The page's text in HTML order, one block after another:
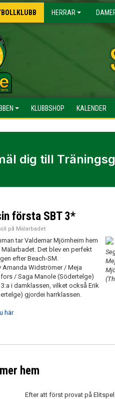
HERRAR
KLUBBSHOP KALENDER
dig till
första SBT 3*
på Mälarbadet
tar Valdemar Mjörnheim hem
Det blev en perfekt
efter Beach-SM.
Amanda Widströmer / Meja
/ Saga Manole (Södertelge)
i damklassen, vilket också Erik
gjordei harrklassen.
här
hem
Efter att först provat på